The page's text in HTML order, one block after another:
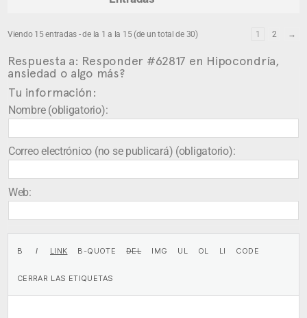
Viendo 15 entradas - de la 1 a la 15 (de un total de 30) 1 2 →
Respuesta a: Responder #62817 en Hipocondría,
ansiedad o algo más?
Tu información:
Nombre (obligatorio):
Correo electrónico (no se publicará) (obligatorio):
Web: